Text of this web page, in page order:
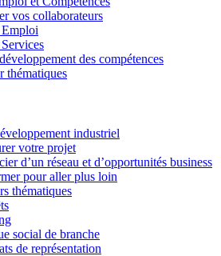
vos collaborateurs
des compétences
thématiques
industriel
votre projet
d’un réseau et d’opportunités business
pour aller plus loin
thématiques
social de branche
de représentation